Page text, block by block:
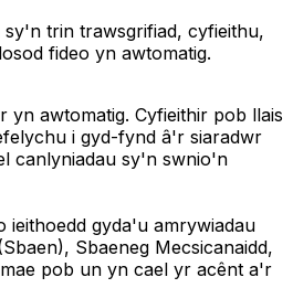
trin trawsgrifiad, cyfieithu,
fideo yn awtomatig.
yn awtomatig. Cyfieithir pob llais
i gyd-fynd â'r siaradwr
canlyniadau sy'n swnio'n
ieithoedd gyda'u amrywiadau
Sbaeneg Mecsicanaidd,
pob un yn cael yr acênt a'r